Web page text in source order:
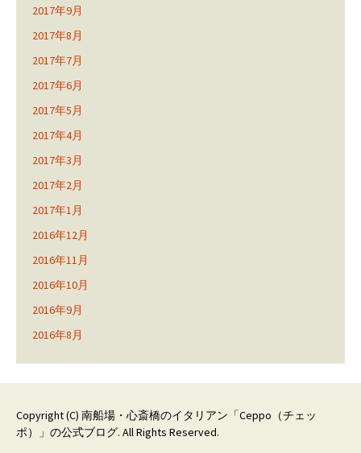
2017年9月
2017年8月
2017年7月
2017年6月
2017年5月
2017年4月
2017年3月
2017年2月
2017年1月
2016年12月
2016年11月
2016年10月
2016年9月
2016年8月
Copyright (C) 南船場・心斎橋のイタリアン「Ceppo（チェッ
ポ）」の公式ブログ. All Rights Reserved.